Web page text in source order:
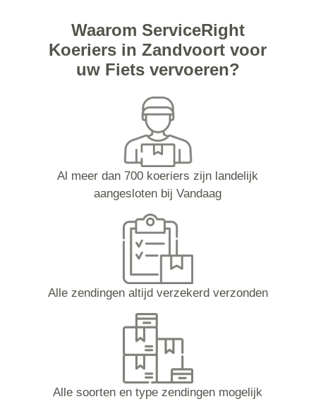
Waarom ServiceRight
Koeriers in Zandvoort voor
uw Fiets vervoeren?
Al meer dan 700 koeriers zijn landelijk
aangesloten bij Vandaag
Alle zendingen altijd verzekerd verzonden
Alle soorten en type zendingen mogelijk